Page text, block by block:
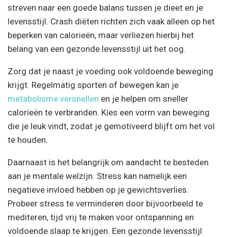
streven naar een goede balans tussen je dieet en je
levensstijl. Crash diëten richten zich vaak alleen op het
beperken van calorieën, maar verliezen hierbij het
belang van een gezonde levensstijl uit het oog.
Zorg dat je naast je voeding ook voldoende beweging
krijgt. Regelmatig sporten of bewegen kan je
metabolisme versnellen en je helpen om sneller
calorieën te verbranden. Kies een vorm van beweging
die je leuk vindt, zodat je gemotiveerd blijft om het vol
te houden.
Daarnaast is het belangrijk om aandacht te besteden
aan je mentale welzijn. Stress kan namelijk een
negatieve invloed hebben op je gewichtsverlies.
Probeer stress te verminderen door bijvoorbeeld te
mediteren, tijd vrij te maken voor ontspanning en
voldoende slaap te krijgen. Een gezonde levensstijl